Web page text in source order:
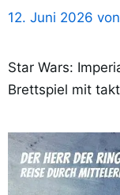
12. Juni 2026 von
Star Wars:
Brettspiel mit